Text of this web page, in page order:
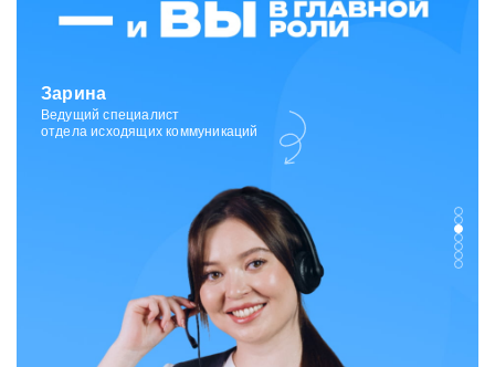
Зарина
Ведущий специалист
отдела исходящих коммуникаций